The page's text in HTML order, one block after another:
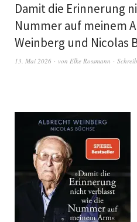
Damit die Erinnerung
Nummer auf meinem
Weinberg und Nicolas
13. Mai 2026 von Elke Rossmann